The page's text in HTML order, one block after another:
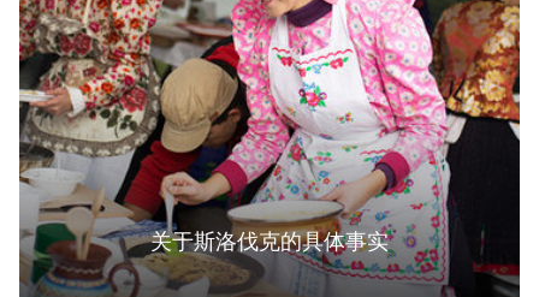
关于斯洛伐克的具体事实